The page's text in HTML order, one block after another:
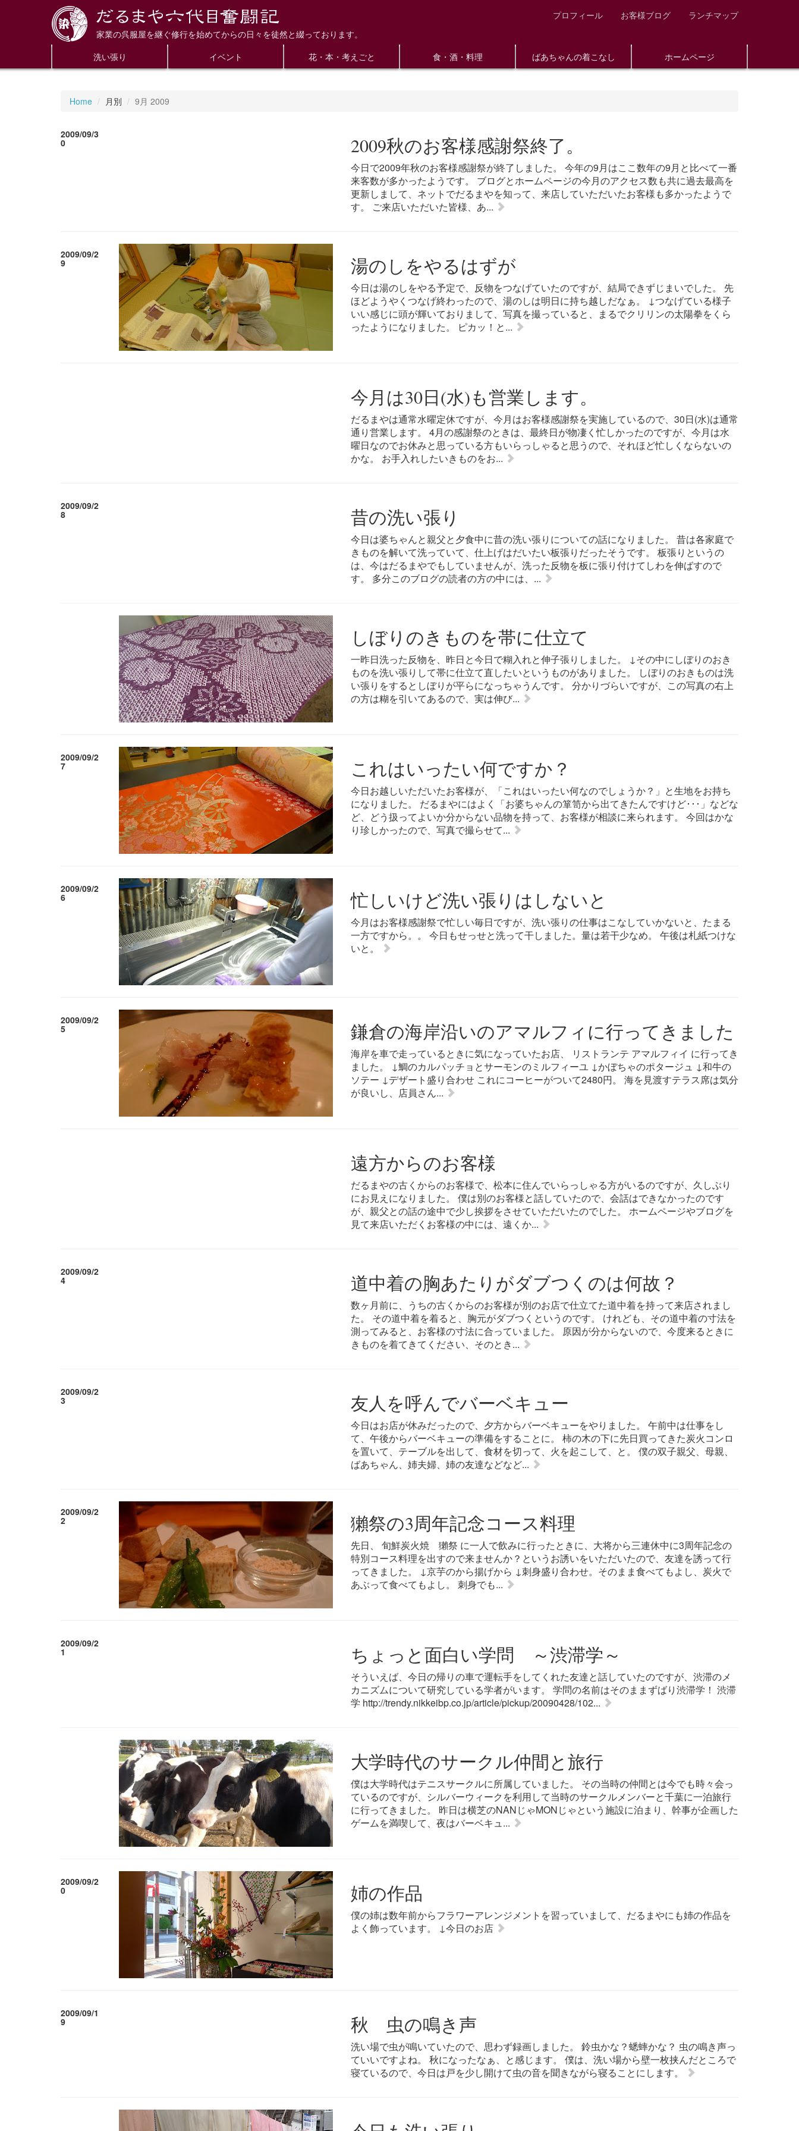
家業の呉服屋を継ぐ修行を始めてからの日々を徒然と綴っております。
プロフィール お客様ブログ ランチマップ
洗い張り イベント 花・本・考えごと 食・酒・料理 ばあちゃんの着こなし ホームページ
Home 月別 9月 2009
2009/09/3
0 2009秋のお客様感謝祭終了。
今日で2009年秋のお客様感謝祭が終了しました。 今年の9月はここ数年の9月と比べて一番
来客数が多かったようです。 ブログとホームページの今月のアクセス数も共に過去最高を
更新しまして、ネットでだるまやを知って、来店していただいたお客様も多かったようで
す。 ご来店いただいた皆様、あ...
2009/09/2
9 湯のしをやるはずが
今日は湯のしをやる予定で、反物をつなげていたのですが、結局できずじまいでした。 先
ほどようやくつなげ終わったので、湯のしは明日に持ち越しだなぁ。 ↓つなげている様子
いい感じに頭が輝いておりまして、写真を撮っていると、まるでクリリンの太陽拳をくら
ったようになりました。 ピカッ！と...
今月は30日(水)も営業します。
だるまやは通常水曜定休ですが、今月はお客様感謝祭を実施しているので、30日(水)は通常
通り営業します。 4月の感謝祭のときは、最終日が物凄く忙しかったのですが、今月は水
曜日なのでお休みと思っている方もいらっしゃると思うので、それほど忙しくならないの
かな。 お手入れしたいきものをお...
2009/09/2
8 昔の洗い張り
今日は婆ちゃんと親父と夕食中に昔の洗い張りについての話になりました。 昔は各家庭で
きものを解いて洗っていて、仕上げはだいたい板張りだったそうです。 板張りというの
は、今はだるまやでもしていませんが、洗った反物を板に張り付けてしわを伸ばすので
す。 多分このブログの読者の方の中には、...
しぼりのきものを帯に仕立て
一昨日洗った反物を、昨日と今日で糊入れと伸子張りしました。 ↓その中にしぼりのおき
ものを洗い張りして帯に仕立て直したいというものがありました。 しぼりのおきものは洗
い張りをするとしぼりが平らになっちゃうんです。 分かりづらいですが、この写真の右上
の方は糊を引いてあるので、実は伸び...
2009/09/2
7 これはいったい何ですか？
今日お越しいただいたお客様が、「これはいったい何なのでしょうか？」と生地をお持ち
になりました。 だるまやにはよく「お婆ちゃんの箪笥から出てきたんですけど･･･」などな
ど、どう扱ってよいか分からない品物を持って、お客様が相談に来られます。 今回はかな
り珍しかったので、写真で撮らせて...
2009/09/2
6 忙しいけど洗い張りはしないと
今月はお客様感謝祭で忙しい毎日ですが、洗い張りの仕事はこなしていかないと、たまる
一方ですから。。 今日もせっせと洗って干しました。量は若干少なめ。 午後は札紙つけな
いと。
2009/09/2
5 鎌倉の海岸沿いのアマルフィに行ってきました
海岸を車で走っているときに気になっていたお店、 リストランテ アマルフィイ に行ってき
ました。 ↓鯛のカルパッチョとサーモンのミルフィーユ ↓かぼちゃのポタージュ ↓和牛の
ソテー ↓デザート盛り合わせ これにコーヒーがついて2480円。 海を見渡すテラス席は気分
が良いし、店員さん...
遠方からのお客様
だるまやの古くからのお客様で、松本に住んでいらっしゃる方がいるのですが、久しぶり
にお見えになりました。 僕は別のお客様と話していたので、会話はできなかったのです
が、親父との話の途中で少し挨拶をさせていただいたのでした。 ホームページやブログを
見て来店いただくお客様の中には、遠くか...
2009/09/2
4 道中着の胸あたりがダブつくのは何故？
数ヶ月前に、うちの古くからのお客様が別のお店で仕立てた道中着を持って来店されまし
た。 その道中着を着ると、胸元がダブつくというのです。 けれども、その道中着の寸法を
測ってみると、お客様の寸法に合っていました。 原因が分からないので、今度来るときに
きものを着てきてください、そのとき...
2009/09/2
3 友人を呼んでバーベキュー
今日はお店が休みだったので、夕方からバーベキューをやりました。 午前中は仕事をし
て、午後からバーベキューの準備をすることに。 柿の木の下に先日買ってきた炭火コンロ
を置いて、テーブルを出して、食材を切って、火を起こして、と。 僕の双子親父、母親、
ばあちゃん、姉夫婦、姉の友達などなど...
2009/09/2
2 獺祭の3周年記念コース料理
先日、 旬鮮炭火焼 獺祭 に一人で飲みに行ったときに、大将から三連休中に3周年記念の
特別コース料理を出すので来ませんか？というお誘いをいただいたので、友達を誘って行
ってきました。 ↓京芋のから揚げから ↓刺身盛り合わせ。そのまま食べてもよし、炭火で
あぶって食べてもよし。 刺身でも...
2009/09/2
1 ちょっと面白い学問 ～渋滞学～
そういえば、今日の帰りの車で運転手をしてくれた友達と話していたのですが、渋滞のメ
カニズムについて研究している学者がいます。 学問の名前はそのままずばり渋滞学！ 渋滞
学 http://trendy.nikkeibp.co.jp/article/pickup/20090428/102...
大学時代のサークル仲間と旅行
僕は大学時代はテニスサークルに所属していました。 その当時の仲間とは今でも時々会っ
ているのですが、シルバーウィークを利用して当時のサークルメンバーと千葉に一泊旅行
に行ってきました。 昨日は横芝のNANじゃMONじゃという施設に泊まり、幹事が企画した
ゲームを満喫して、夜はバーベキュ...
2009/09/2
0 姉の作品
僕の姉は数年前からフラワーアレンジメントを習っていまして、だるまやにも姉の作品を
よく飾っています。 ↓今日のお店
2009/09/1
9 秋 虫の鳴き声
洗い場で虫が鳴いていたので、思わず録画しました。 鈴虫かな？蟋蟀かな？ 虫の鳴き声っ
ていいですよね。 秋になったなぁ、と感じます。 僕は、洗い場から壁一枚挟んだところで
寝ているので、今日は戸を少し開けて虫の音を聞きながら寝ることにします。